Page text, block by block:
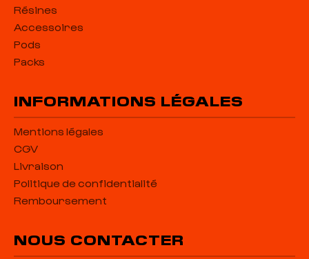
Résines
Accessoires
Pods
Packs
INFORMATIONS LÉGALES
Mentions légales
CGV
Livraison
Politique de confidentialité
Remboursement
NOUS CONTACTER